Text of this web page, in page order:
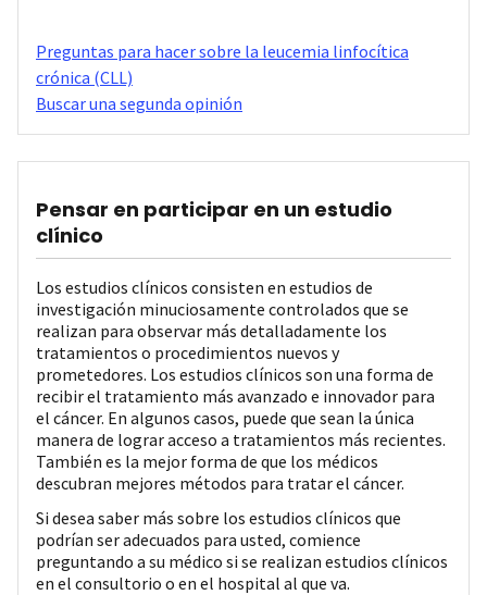
Preguntas para hacer sobre la leucemia linfocítica
crónica (CLL)
Buscar una segunda opinión
Pensar en participar en un estudio
clínico
Los estudios clínicos consisten en estudios de
investigación minuciosamente controlados que se
realizan para observar más detalladamente los
tratamientos o procedimientos nuevos y
prometedores. Los estudios clínicos son una forma de
recibir el tratamiento más avanzado e innovador para
el cáncer. En algunos casos, puede que sean la única
manera de lograr acceso a tratamientos más recientes.
También es la mejor forma de que los médicos
descubran mejores métodos para tratar el cáncer.
Si desea saber más sobre los estudios clínicos que
podrían ser adecuados para usted, comience
preguntando a su médico si se realizan estudios clínicos
en el consultorio o en el hospital al que va.